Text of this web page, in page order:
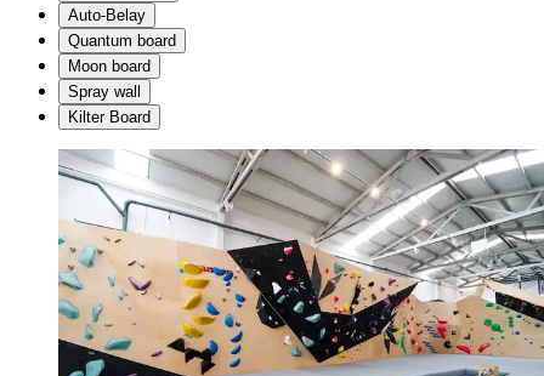
Auto-Belay
Quantum board
Moon board
Spray wall
Kilter Board